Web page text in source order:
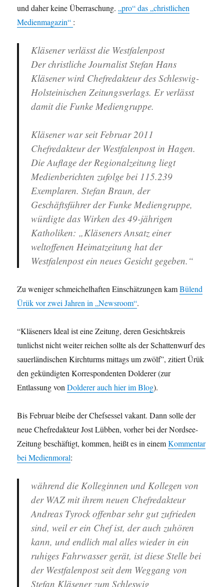
und daher keine Überraschung. „pro“ das „christlichen
Medienmagazin“ :
Kläsener verlässt die Westfalenpost
Der christliche Journalist Stefan Hans
Kläsener wird Chefredakteur des Schleswig-
Holsteinischen Zeitungsverlags. Er verlässt
damit die Funke Mediengruppe.
Kläsener war seit Februar 2011
Chefredakteur der Westfalenpost in Hagen.
Die Auflage der Regionalzeitung liegt
Medienberichten zufolge bei 115.239
Exemplaren. Stefan Braun, der
Geschäftsführer der Funke Mediengruppe,
würdigte das Wirken des 49-jährigen
Katholiken: „Kläseners Ansatz einer
weltoffenen Heimatzeitung hat der
Westfalenpost ein neues Gesicht gegeben.“
Zu weniger schmeichelhaften Einschätzungen kamBülend
Ürük vor zwei Jahren in „Newsroom“.
“Kläseners Ideal ist eine Zeitung, deren Gesichtskreis
tunlichst nicht weiter reichen sollte als der Schattenwurf des
sauerländischen Kirchturms mittags um zwölf”, zitiert Ürük
den gekündigten Korrespondenten Dolderer (zur
Entlassung vonDolderer auch hier im Blog).
Bis Februar bleibe der Chefsessel vakant. Dann solle der
neue Chefredakteur Jost Lübben, vorher bei der Nordsee-
Zeitung beschäftigt, kommen, heißt es in einemKommentar
bei Medienmoral:
während die Kolleginnen und Kollegen von
der WAZ mit ihrem neuen Chefredakteur
Andreas Tyrock offenbar sehr gut zufrieden
sind, weil er ein Chef ist, der auch zuhören
kann, und endlich mal alles wieder in ein
ruhiges Fahrwasser gerät, ist diese Stelle bei
der Westfalenpost seit dem Weggang von
Stefan Kläsener zum Schleswig